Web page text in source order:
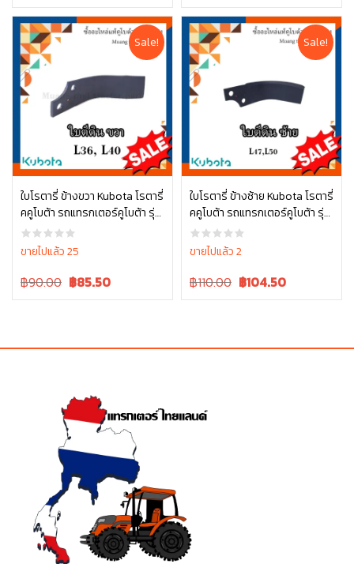
was:
฿150.00.
is:
฿150.00.
Sale!
ใบโรตารี่ ข้างขวา Kubota โรตารี่
คคูโบต้า รถแทรกเตอร์คูโบต้า รุ่น
L3608, L4018 W9516-54173
ขายไปแล้ว 25
Original
฿90.00 Current
฿85.50
หยิบใส่ตะกร้า
Sale!
ใบโรตารี่ ข้างซ้าย Kubota โรตารี่
คคูโบต้า รถแทรกเตอร์คูโบต้า รุ่น
L4708 L5018 W9518-54061
ขายไปแล้ว 2
Original
฿110.00 Current
฿104.50
หยิบใส่ตะกร้า